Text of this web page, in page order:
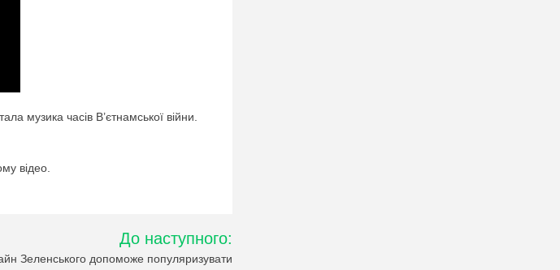
музика часів В’єтнамської війни.
відео.
До наступного:
Зеленського допоможе популяризувати